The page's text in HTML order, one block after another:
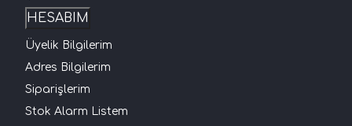
HESABIM
Üyelik Bilgilerim
Adres Bilgilerim
Siparişlerim
Stok Alarm Listem